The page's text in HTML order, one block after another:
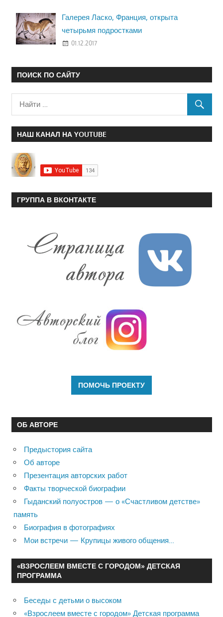
Галерея Ласко, Франция, открыта
четырьмя подростками
01.12.2017
ПОИСК ПО САЙТУ
НАШ КАНАЛ НА YOUTUBE
ГРУППА В ВКОНТАКТЕ
ОБ АВТОРЕ
Предыстория сайта
Об авторе
Презентация авторских работ
Факты творческой биографии
Гыданский полуостров — о «Счастливом детстве»
память
Биография в фотографиях
Мои встречи — Крупицы живого общения…
«ВЗРОСЛЕЕМ ВМЕСТЕ С ГОРОДОМ» ДЕТСКАЯ
ПРОГРАММА
Беседы с детьми о высоком
«Взрослеем вместе с городом» Детская программа